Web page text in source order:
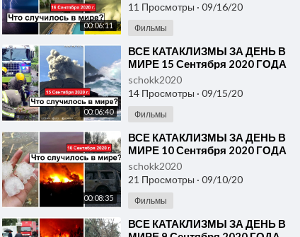
00:06:11
11 Просмотры · 09/16/20
Фильмы
00:06:40
⁣ВСЕ КАТАКЛИЗМЫ ЗА ДЕНЬ В
МИРЕ 15 Сентября 2020 ГОДА
#ДрожьЗемли #Катаклизмы
schokk2020
14 Просмотры · 09/15/20
Фильмы
00:08:35
⁣ВСЕ КАТАКЛИЗМЫ ЗА ДЕНЬ В
МИРЕ 10 Сентября 2020 ГОДА
#ДрожьЗемли #Катаклизмы
schokk2020
21 Просмотры · 09/10/20
Фильмы
⁣ВСЕ КАТАКЛИЗМЫ ЗА ДЕНЬ В